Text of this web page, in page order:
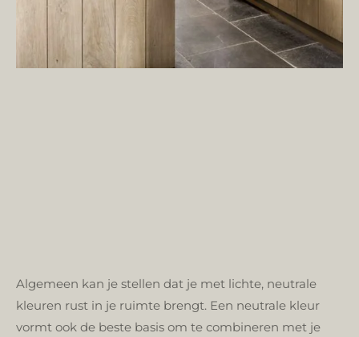
Algemeen kan je stellen dat je met lichte, neutrale
kleuren rust in je ruimte brengt. Een neutrale kleur
vormt ook de beste basis om te combineren met je